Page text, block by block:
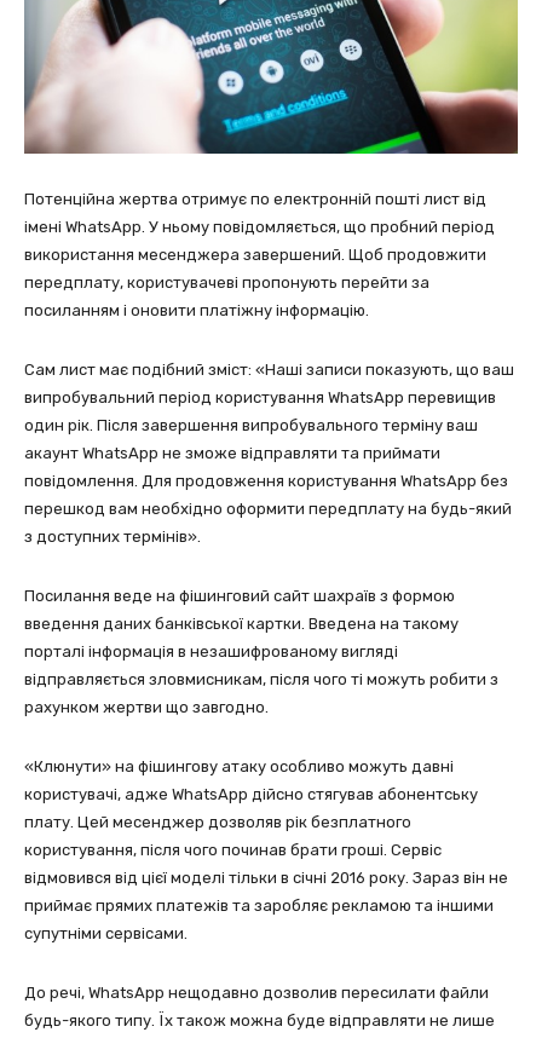
Потенційна жертва отримує по електронній пошті лист від
імені WhatsApp. У ньому повідомляється, що пробний період
використання месенджера завершений. Щоб продовжити
передплату, користувачеві пропонують перейти за
посиланням і оновити платіжну інформацію.
Сам лист має подібний зміст: «Наші записи показують, що ваш
випробувальний період користування WhatsApp перевищив
один рік. Після завершення випробувального терміну ваш
акаунт WhatsApp не зможе відправляти та приймати
повідомлення. Для продовження користування WhatsApp без
перешкод вам необхідно оформити передплату на будь-який
з доступних термінів».
Посилання веде на фішинговий сайт шахраїв з формою
введення даних банківської картки. Введена на такому
порталі інформація в незашифрованому вигляді
відправляється зловмисникам, після чого ті можуть робити з
рахунком жертви що завгодно.
«Клюнути» на фішингову атаку особливо можуть давні
користувачі, адже WhatsApp дійсно стягував абонентську
плату. Цей месенджер дозволяв рік безплатного
користування, після чого починав брати гроші. Сервіс
відмовився від цієї моделі тільки в січні 2016 року. Зараз він не
приймає прямих платежів та заробляє рекламою та іншими
супутніми сервісами.
До речі, WhatsApp нещодавно дозволив пересилати файли
будь-якого типу. Їх також можна буде відправляти не лише